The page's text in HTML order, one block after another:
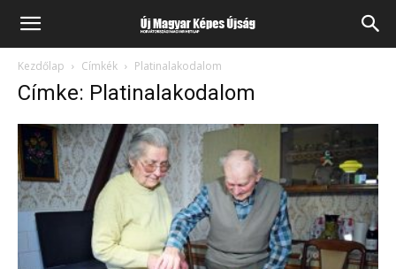
Kezdőlap Címkék Platinalakodalom
Címke: Platinalakodalom